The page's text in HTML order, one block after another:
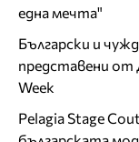
една мечта"
Български и
представени от
Week
Pelagia Stage